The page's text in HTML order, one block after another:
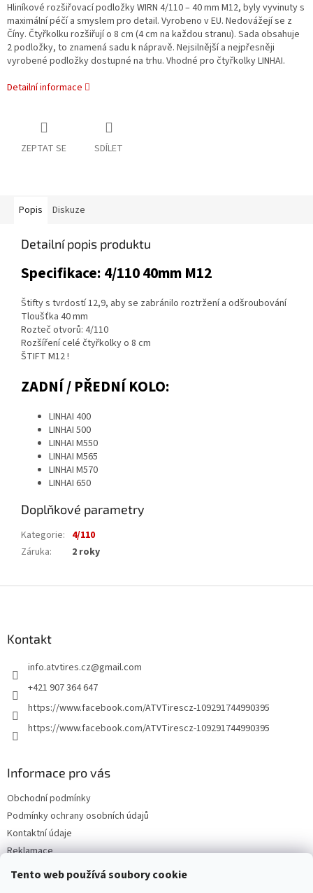
Tento web používá soubory cookie
Hliníkové rozšiřovací podložky WIRN 4/110 – 40 mm M12, byly vyvinuty s
maximální péčí a smyslem pro detail. Vyrobeno v EU. Nedovážejí se z
Číny. Čtyřkolku rozšiřují o 8 cm (4 cm na každou stranu). Sada obsahuje
2 podložky, to znamená sadu k nápravě. Nejsilnější a nejpřesněji
vyrobené podložky dostupné na trhu. Vhodné pro čtyřkolky LINHAI.
Detailní informace
ZEPTAT SE SDÍLET
Popis Diskuze
Detailní popis produktu
Specifikace: 4/110 40mm M12
Štifty s tvrdostí 12,9, aby se zabránilo roztržení a odšroubování
Tloušťka 40 mm
Rozteč otvorů: 4/110
Rozšíření celé čtyřkolky o 8 cm
ŠTIFT M12 !
ZADNÍ / PŘEDNÍ KOLO:
LINHAI 400
LINHAI 500
LINHAI M550
LINHAI M565
LINHAI M570
LINHAI 650
Doplňkové parametry
Kategorie: 4/110
Záruka: 2 roky
Kontakt
info.atvtires.cz@gmail.com
+421 907 364 647
https://www.facebook.com/ATVTirescz-109291744990395
https://www.facebook.com/ATVTirescz-109291744990395
Informace pro vás
Obchodní podmínky
Podmínky ochrany osobních údajů
Kontaktní údaje
Reklamace